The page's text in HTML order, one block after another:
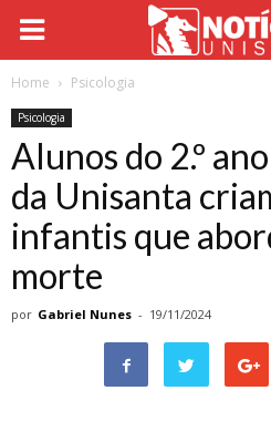
Home Psicologia
Psicologia
Alunos do 2.º
da Unisanta
infantis que
morte
por Gabriel Nunes - 19/11/2024